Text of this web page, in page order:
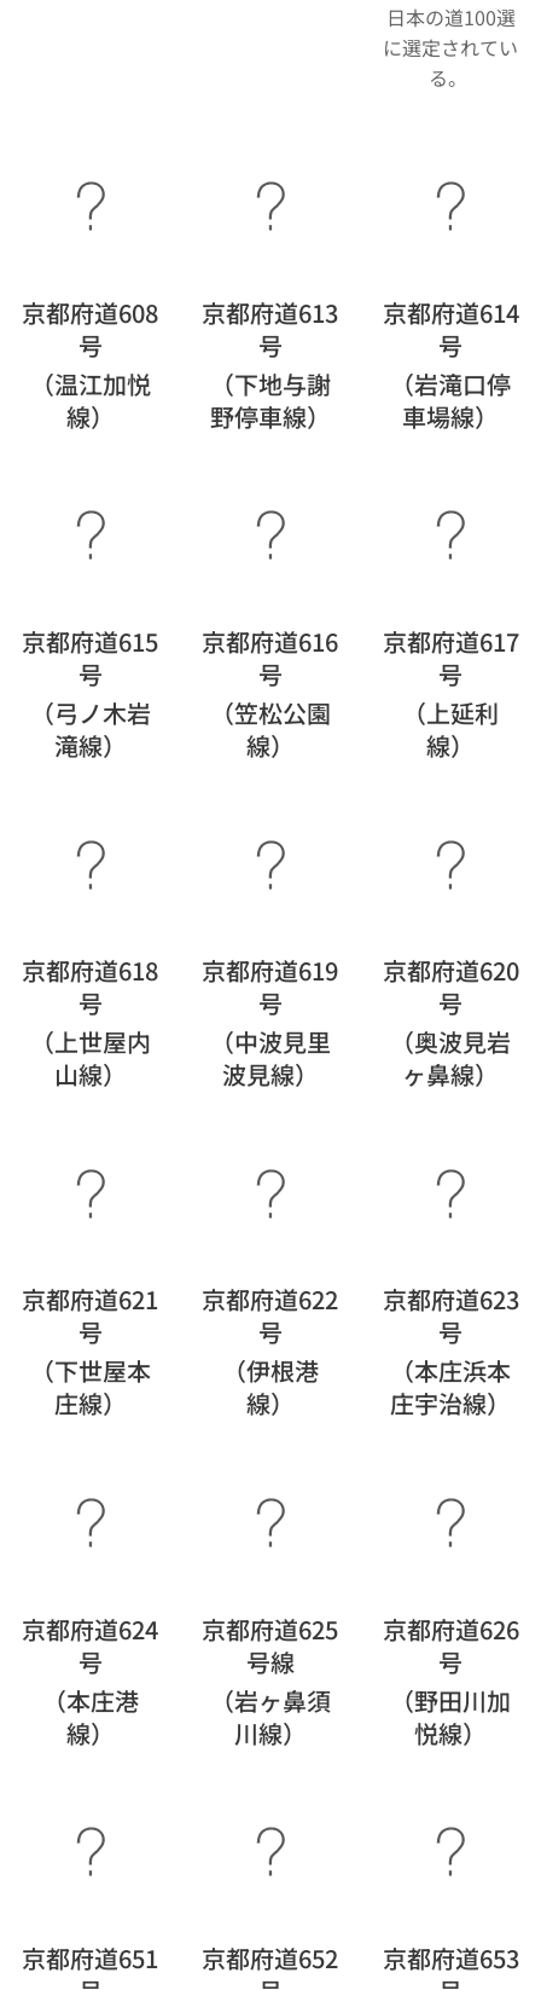
日本の道100選
に選定されてい
る。
京都府道608
号
（温江加悦
線）
京都府道613
号
（下地与謝
野停車線）
京都府道614
号
（岩滝口停
車場線）
京都府道615
号
（弓ノ木岩
滝線）
京都府道616
号
（笠松公園
線）
京都府道617
号
（上延利
線）
京都府道618
号
（上世屋内
山線）
京都府道619
号
（中波見里
波見線）
京都府道620
号
（奥波見岩
ヶ鼻線）
京都府道621
号
（下世屋本
庄線）
京都府道622
号
（伊根港
線）
京都府道623
号
（本庄浜本
庄宇治線）
京都府道624
号
（本庄港
線）
京都府道625
号線
（岩ヶ鼻須
川線）
京都府道626
号
（野田川加
悦線）
京都府道651
京都府道652
京都府道653